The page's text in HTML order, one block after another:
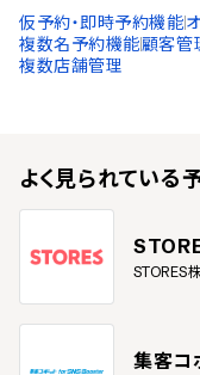
仮予約・即時予約機能
複数名予約機能顧客管
複数店舗管理
よく見られている
STORES
集客